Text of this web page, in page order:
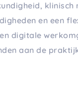
klinisch
en een
digitale
aan de